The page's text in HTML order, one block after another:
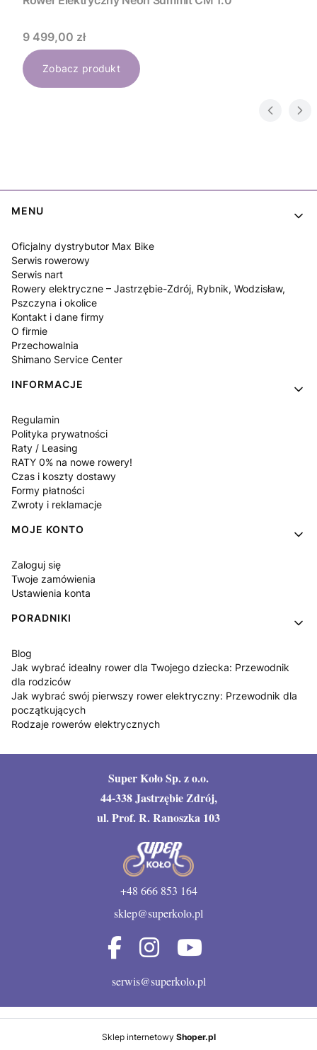
Cena
9 499,00 zł
Zobacz produkt
Linki w stopce
MENU
Oficjalny dystrybutor Max Bike
Serwis rowerowy
Serwis nart
Rowery elektryczne – Jastrzębie-Zdrój, Rybnik, Wodzisław,
Pszczyna i okolice
Kontakt i dane firmy
O firmie
Przechowalnia
Shimano Service Center
INFORMACJE
Regulamin
Polityka prywatności
Raty / Leasing
RATY 0% na nowe rowery!
Czas i koszty dostawy
Formy płatności
Zwroty i reklamacje
MOJE KONTO
Zaloguj się
Twoje zamówienia
Ustawienia konta
PORADNIKI
Blog
Jak wybrać idealny rower dla Twojego dziecka: Przewodnik
dla rodziców
Jak wybrać swój pierwszy rower elektryczny: Przewodnik dla
początkujących
Rodzaje rowerów elektrycznych
Super Koło Sp. z o.o.
44-338 Jastrzębie Zdrój,
ul. Prof. R. Ranoszka 103
+48 666 853 164
sklep@superkolo.pl
serwis@superkolo.pl
Sklep internetowy Shoper.pl